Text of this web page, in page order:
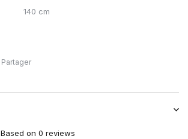
140 cm
Partager
Based on 0 reviews